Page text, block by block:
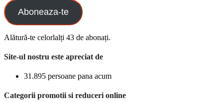
Aboneaza-te
Alătură-te celorlalți 43 de abonați.
Site-ul nostru este apreciat de
31.895 persoane pana acum
Categorii promotii si reduceri online